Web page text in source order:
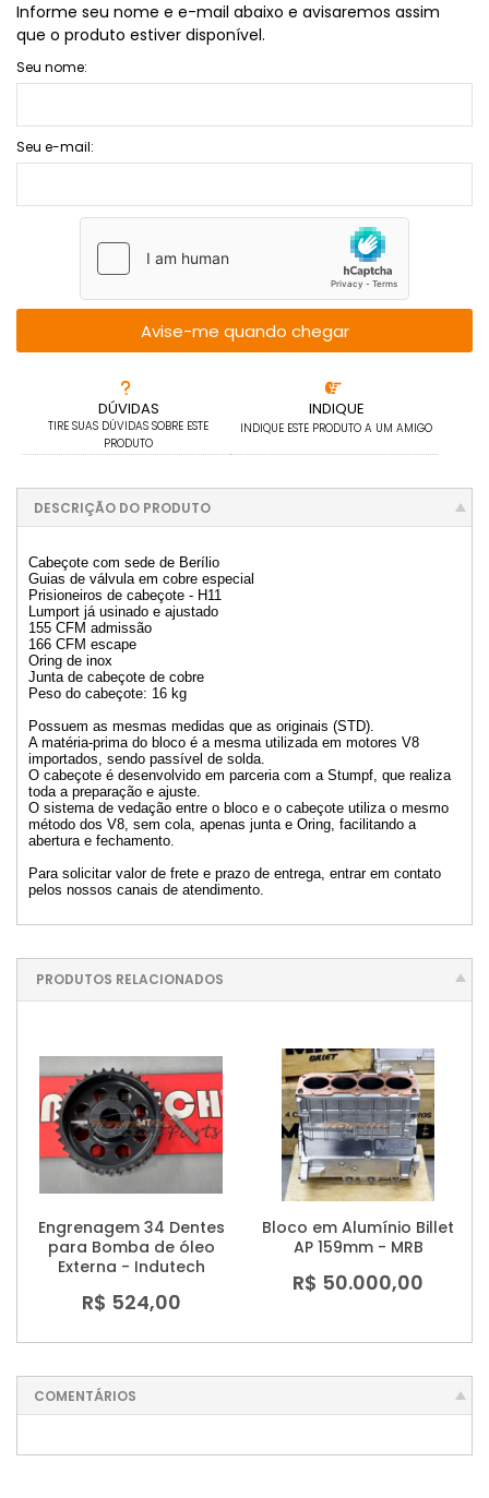
DÚVIDAS
TIRE SUAS DÚVIDAS SOBRE ESTE
PRODUTO
INDIQUE
INDIQUE ESTE PRODUTO A UM AMIGO
Informe seu nome e e-mail abaixo e avisaremos assim
que o produto estiver disponível.
Seu nome:
Seu e-mail:
Avise-me quando chegar
DESCRIÇÃO DO PRODUTO
Cabeçote com sede de Berílio
Guias de válvula em cobre especial
Prisioneiros de cabeçote - H11
Lumport já usinado e ajustado
155 CFM admissão
166 CFM escape
Oring de inox
Junta de cabeçote de cobre
Peso do cabeçote: 16 kg
Possuem as mesmas medidas que as originais (STD).
A matéria-prima do bloco é a mesma utilizada em motores V8
importados, sendo passível de solda.
O cabeçote é desenvolvido em parceria com a Stumpf, que realiza
toda a preparação e ajuste.
O sistema de vedação entre o bloco e o cabeçote utiliza o mesmo
método dos V8, sem cola, apenas junta e Oring, facilitando a
abertura e fechamento.
Para solicitar valor de frete e prazo de entrega, entrar em contato
pelos nossos canais de atendimento.
PRODUTOS RELACIONADOS
Engrenagem 34 Dentes
para Bomba de óleo
Externa - Indutech
R$ 524,00
Bloco em Alumínio Billet
AP 159mm - MRB
R$ 50.000,00
COMENTÁRIOS